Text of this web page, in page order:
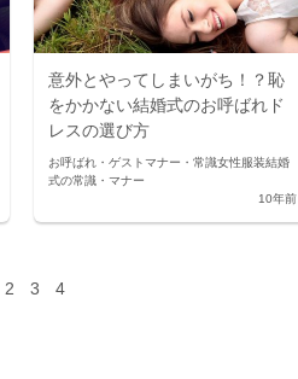
意外とやってしまいがち！？恥
をかかない結婚式のお呼ばれド
レスの選び方
お呼ばれ・ゲストマナー・常識女性服装結婚
式の常識・マナー
10年前
2 3 4